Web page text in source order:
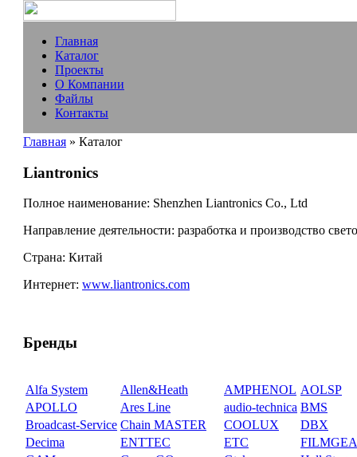
Главная
Каталог
Проекты
О Компании
Файлы
Контакты
Главная » Каталог
Liantronics
Полное наименование: Shenzhen Liantronics Co., Ltd
Направление деятельности: разработка и производство
Страна: Китай
Интернет: www.liantronics.com
Бренды
Alfa System Allen&Heath AMPHENOL AOLSP
APOLLO
Ares Line audio-technica BMS
Broadcast-Service Chain MASTER COOLUX
DBX
Decima
ENTTEC ETC